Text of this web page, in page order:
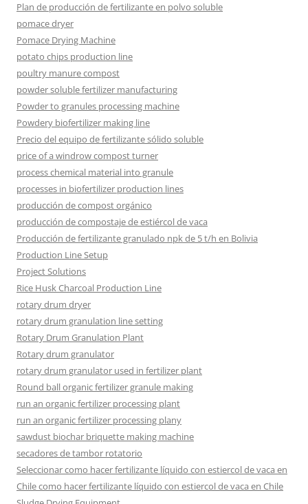
Plan de producción de fertilizante en polvo soluble
pomace dryer
Pomace Drying Machine
potato chips production line
poultry manure compost
powder soluble fertilizer manufacturing
Powder to granules processing machine
Powdery biofertilizer making line
Precio del equipo de fertilizante sólido soluble
price of a windrow compost turner
process chemical material into granule
processes in biofertilizer production lines
producción de compost orgánico
producción de compostaje de estiércol de vaca
Producción de fertilizante granulado npk de 5 t/h en Bolivia
Production Line Setup
Project Solutions
Rice Husk Charcoal Production Line
rotary drum dryer
rotary drum granulation line setting
Rotary Drum Granulation Plant
Rotary drum granulator
rotary drum granulator used in fertilizer plant
Round ball organic fertilizer granule making
run an organic fertilizer processing plant
run an organic fertilizer processing plany
sawdust biochar briquette making machine
secadores de tambor rotatorio
Seleccionar como hacer fertilizante líquido con estiercol de vaca en
Chile como hacer fertilizante líquido con estiercol de vaca en Chile